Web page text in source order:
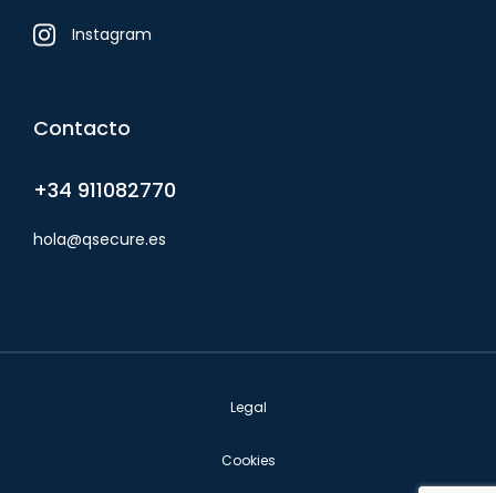
Instagram
Contacto
+34 911082770
hola@qsecure.es
Legal
Cookies